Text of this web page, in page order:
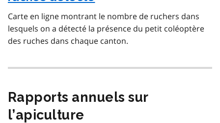
Carte en ligne montrant le nombre de ruchers dans
lesquels on a détecté la présence du petit coléoptère
des ruches dans chaque canton.
Rapports annuels sur
l’apiculture